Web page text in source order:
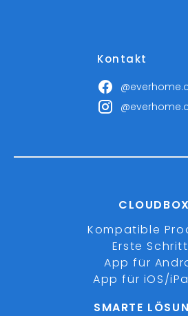
Kontakt
CLOUDBOX
Kompatible
Erste
App für
App für iOS/
SMARTE